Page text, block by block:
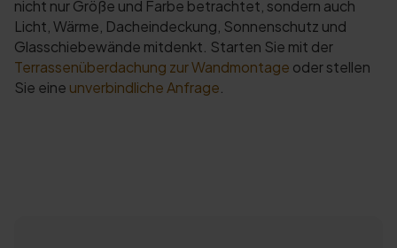
nicht nur Größe und Farbe betrachtet, sondern auch
Licht, Wärme, Dacheindeckung, Sonnenschutz und
Glasschiebewände mitdenkt. Starten Sie mit der
Terrassenüberdachung zur Wandmontage oder stellen
Sie eine unverbindliche Anfrage